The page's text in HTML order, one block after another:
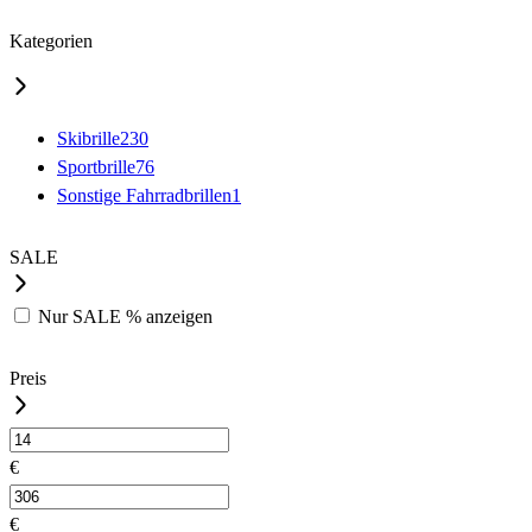
Kategorien
Skibrille230
Sportbrille76
Sonstige Fahrradbrillen1
SALE
Nur SALE % anzeigen
Preis
€
€